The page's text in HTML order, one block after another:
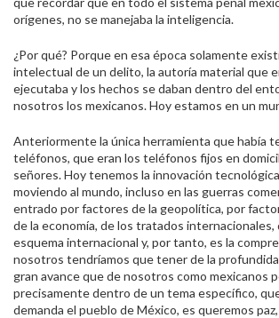
orígenes, no se manejaba la inteligencia.
¿Por qué? Porque en esa época solamente
intelectual de un delito, la autoría material que
ejecutaba y los hechos se daban dentro del
nosotros los mexicanos. Hoy estamos en un
Anteriormente la única herramienta que había
teléfonos, que eran los teléfonos fijos en
señores. Hoy tenemos la innovación
moviendo al mundo, incluso en las guerras
entrado por factores de la geopolítica, por
de la economía, de los tratados
esquema internacional y, por tanto, es la
nosotros tendríamos que tener de la
gran avance que de nosotros como mexicanos
precisamente dentro de un tema específico,
demanda el pueblo de México, es queremos